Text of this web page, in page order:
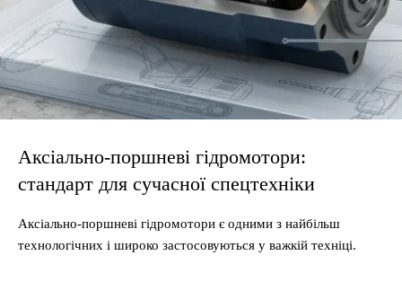
Аксіально-поршневі гідромотори:
стандарт для сучасної спецтехніки
Аксіально-поршневі гідромотори є одними з найбільш
технологічних і широко застосовуються у важкій техніці.